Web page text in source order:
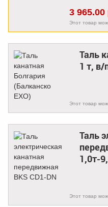
3 965.00
Этот товар
Таль
1 т, в/
Этот товар
Таль
1,0т-
Этот товар